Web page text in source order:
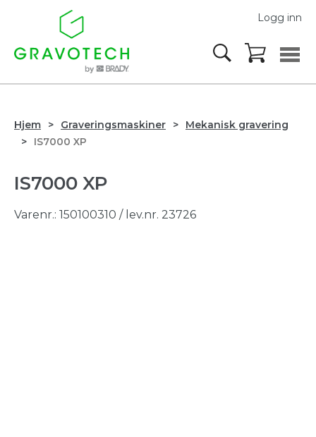
Logg inn
Hjem Graveringsmaskiner
Mekanisk gravering
IS7000 XP
IS7000 XP
Varenr.: 150100310 / lev.nr. 23726